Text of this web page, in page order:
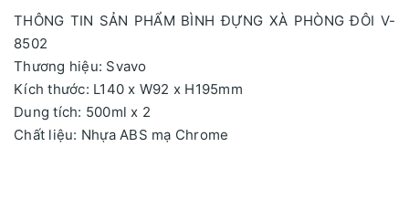
THÔNG TIN SẢN PHẨM BÌNH ĐỰNG XÀ PHÒNG ĐÔI V-
8502
Thương hiệu: Svavo
Kích thước: L140 x W92 x H195mm
Dung tích: 500ml x 2
Chất liệu: Nhựa ABS mạ Chrome